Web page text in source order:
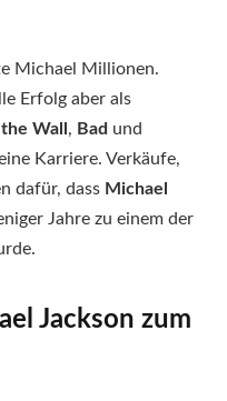
Michael Millionen.
Erfolg aber als
Wall, Bad und
Karriere. Verkäufe,
dafür, dass Michael
Jahre zu einem der
Jackson zum